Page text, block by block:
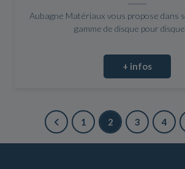
Aubagne Matériaux vous propose dans
gamme de disque pour
+ infos
1 2 3 4